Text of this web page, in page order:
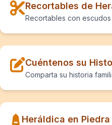
Recortables de
Recortables con
Cuéntenos su
Comparta su historia
Heráldica en Piedra